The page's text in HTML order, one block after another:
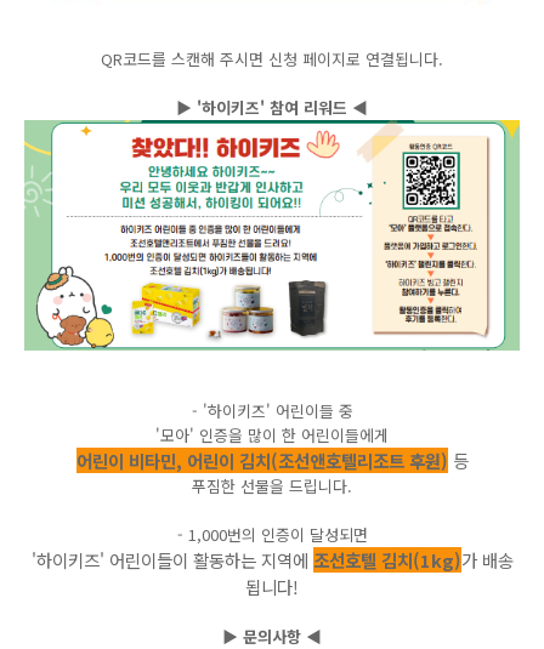
QR코드를 스캔해 주시면 신청 페이지로 연결됩니다.
▶ '하이키즈' 참여 리워드 ◀
- '하이키즈' 어린이들 중
'모아' 인증을 많이 한 어린이들에게
어린이 비타민, 어린이 김치(조선앤호텔리조트 후원) 등
푸짐한 선물을 드립니다.
- 1,000번의 인증이 달성되면
'하이키즈' 어린이들이 활동하는 지역에 조선호텔 김치(1kg)가 배송
됩니다!
▶ 문의사항 ◀